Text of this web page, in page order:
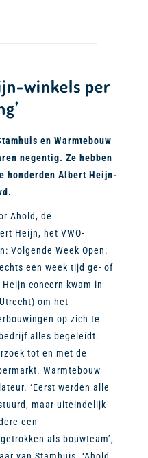
winkels per
en Warmtebouw
negentig. Ze hebben
honderden Albert Heijn-
Ahold, de
Heijn, het VWO-
Volgende Week Open.
een week tijd ge- of
concern kwam in
om het
op zich te
alles begeleidt:
tot en met de
Warmtebouw
‘Eerst werden alle
maar uiteindelijk
een
als bouwteam’,
van Stamhuis. ‘Ahold